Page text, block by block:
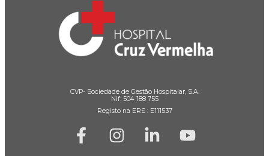
CVP- Sociedade de Gestão Hospitalar, S.A.
Nif: 504 188 755
Registo na ERS : E111537